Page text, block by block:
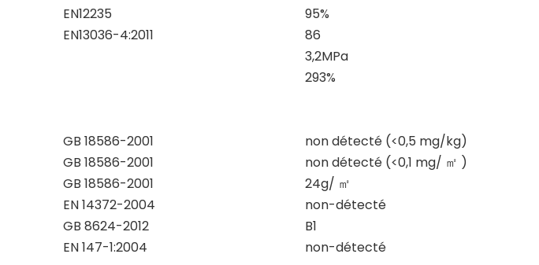
EN12235
95%
EN13036-4:2011
86
3,2MPa
293%
GB 18586-2001
non détecté (<0,5 mg/kg)
GB 18586-2001 non détecté (<0,1 mg/ ㎡ )
GB 18586-2001 24g/ ㎡
EN 14372-2004
non-détecté
GB 8624-2012
B1
EN 147-1:2004 non-détecté